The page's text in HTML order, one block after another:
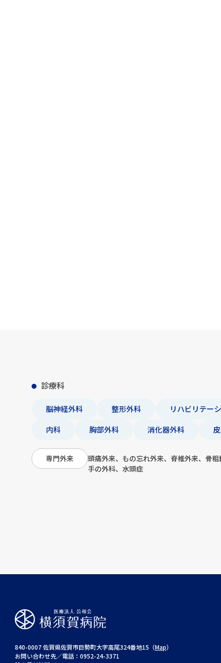
診療科
脳神経外科 整形外科
リハビリテー
内科
胸部外科 消化器外科
専門外来
頭痛外来、もの忘れ外来、脊椎外来、骨粗
手の外科、水頭症
840-0007 佐賀県佐賀市巨勢町大字高尾324番地15（Map）
お問い合わせ先／電話：0952-24-3371